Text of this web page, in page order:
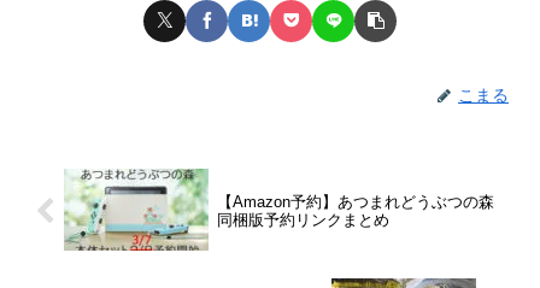
こまる
【Amazon予約】あつまれどうぶつの森
同梱版予約リンクまとめ